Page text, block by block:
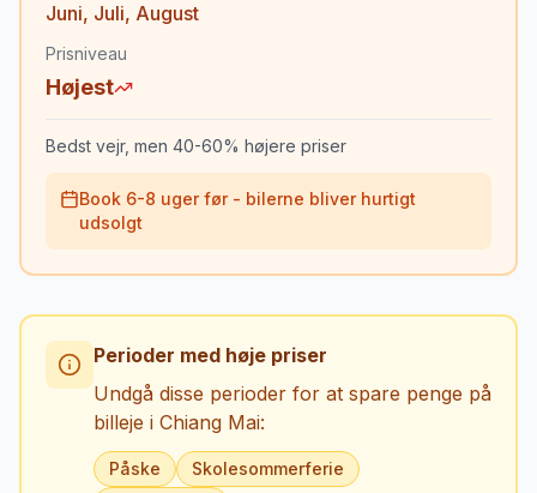
Juni, Juli, August
Prisniveau
Højest
Bedst vejr, men 40-60% højere priser
Book 6-8 uger før - bilerne bliver hurtigt
udsolgt
Perioder med høje priser
Undgå disse perioder for at spare penge på
billeje i Chiang Mai:
Påske
Skolesommerferie